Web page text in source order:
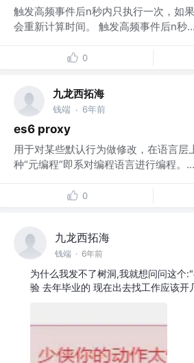
触发高频事件后n秒内只执行一次，如
会重新计算时间。 触发高频事件后n秒...
0
九龙西拓海
钱端 · 6年前
es6 proxy
用于对某些默认行为做修改，在语言层
种“元编程”即系对编程语言进行编程。...
0
九龙西拓海
钱端 · 6年前
为什么我发不了树洞,我就想问问这个
验 去年毕业的 现在出去找工作应该开